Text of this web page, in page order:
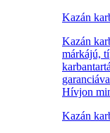
Kazán
Kazán
márkájú,
Hívjon
Kazán